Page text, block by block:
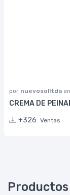
por nuevosolltda en
CREMA DE
+326 Ventas